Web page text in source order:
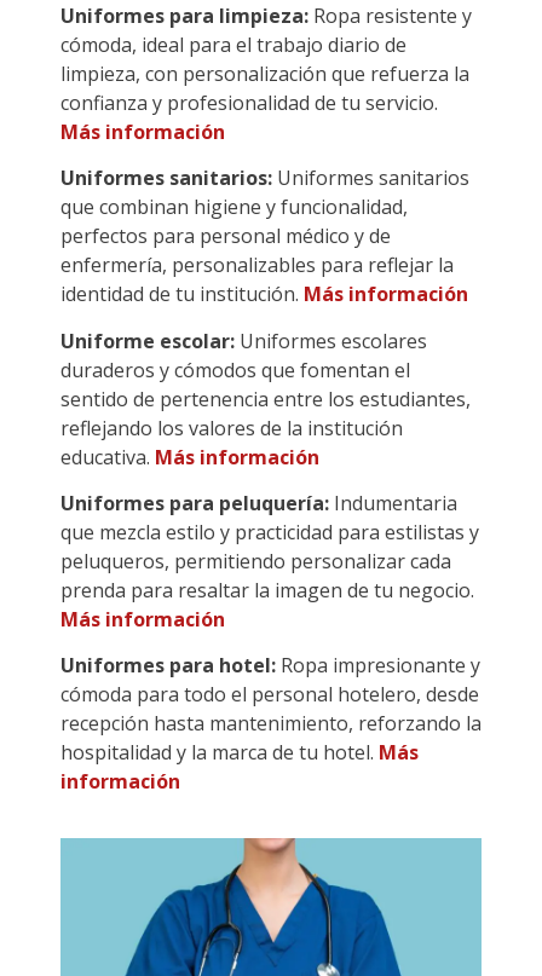
Uniformes para limpieza: Ropa resistente y
cómoda, ideal para el trabajo diario de
limpieza, con personalización que refuerza la
confianza y profesionalidad de tu servicio.
Más información
Uniformes sanitarios: Uniformes sanitarios
que combinan higiene y funcionalidad,
perfectos para personal médico y de
enfermería, personalizables para reflejar la
identidad de tu institución. Más información
Uniforme escolar: Uniformes escolares
duraderos y cómodos que fomentan el
sentido de pertenencia entre los estudiantes,
reflejando los valores de la institución
educativa. Más información
Uniformes para peluquería: Indumentaria
que mezcla estilo y practicidad para estilistas y
peluqueros, permitiendo personalizar cada
prenda para resaltar la imagen de tu negocio.
Más información
Uniformes para hotel: Ropa impresionante y
cómoda para todo el personal hotelero, desde
recepción hasta mantenimiento, reforzando la
hospitalidad y la marca de tu hotel. Más
información